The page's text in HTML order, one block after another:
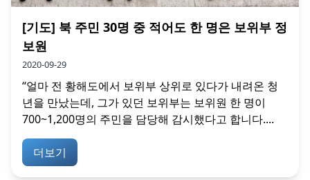
[기도] 북 주민 30명 중 적어도 한 명은 보위부 정
보원
2020-09-29
“얼마 전 황해도에서 보위부 상위로 있다가 내려온 청
년을 만났는데, 그가 있던 보위부는 보위원 한 명이
700~1,200명의 주민을 담당해 감시했다고 합니다....
더보기